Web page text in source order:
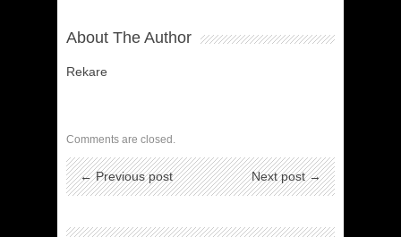
About The Author
Rekare
Comments are closed.
← Previous post Next post →